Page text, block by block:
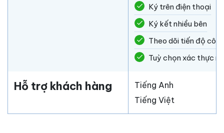
check Ký trên điện thoại
check Ký kết nhiều bên
check Theo dõi tiến độ
check Tuỳ chọn xác thực
Hỗ trợ khách hàng
Tiếng Anh
Tiếng Việt